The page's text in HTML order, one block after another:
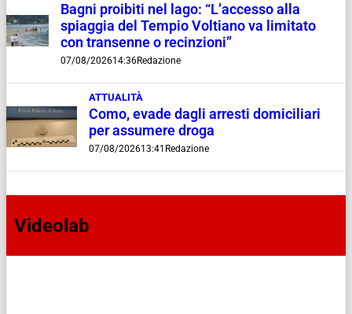
Bagni proibiti nel lago: “L’accesso alla
spiaggia del Tempio Voltiano va limitato
con transenne o recinzioni”
07/08/202614:36Redazione
ATTUALITÀ
Como, evade dagli arresti domiciliari
per assumere droga
07/08/202613:41 Redazione
Videolab